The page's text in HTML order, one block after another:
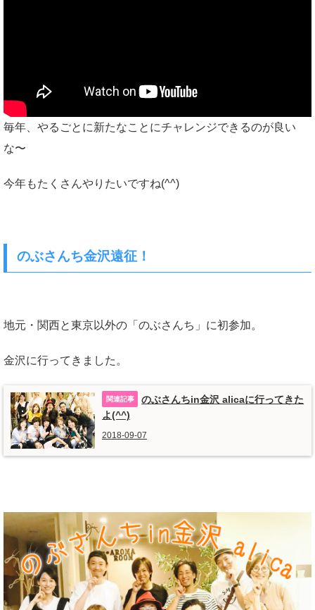
毎年、やるごとに新たなことにチャレンジできるのが良い
な〜
今年もたくさんやりたいですね(^^)
のぶさんち金沢遠征！
地元・関西と東京以外の「のぶさんち」に初参加。
金沢に行ってきました。
のぶさんちin金沢 alicaに行ってきた
よ(^^)
2018-09-07